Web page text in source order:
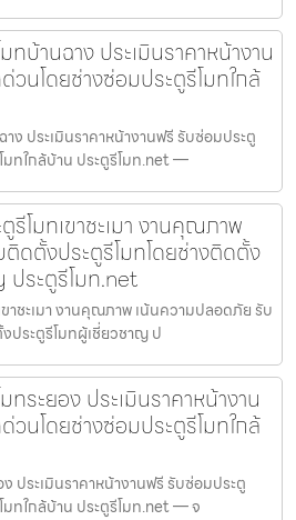
ทบ้านฉาง ประเมินราคาหน้างาน
นโดยช่างซ่อมประตูรีโมทใกล้
าง ประเมินราคาหน้างานฟรี รับซ่อมประตู
มทใกล้บ้าน ประตูรีโมท.net —
รีโมทเขาชะเมา งานคุณภาพ
ดตั้งประตูรีโมทโดยช่างติดตั้ง
ประตูรีโมท.net
าชะเมา งานคุณภาพ เน้นความปลอดภัย รับ
ประตูรีโมทผู้เชี่ยวชาญ ป
ทระยอง ประเมินราคาหน้างาน
นโดยช่างซ่อมประตูรีโมทใกล้
ง ประเมินราคาหน้างานฟรี รับซ่อมประตู
ทใกล้บ้าน ประตูรีโมท.net — จ